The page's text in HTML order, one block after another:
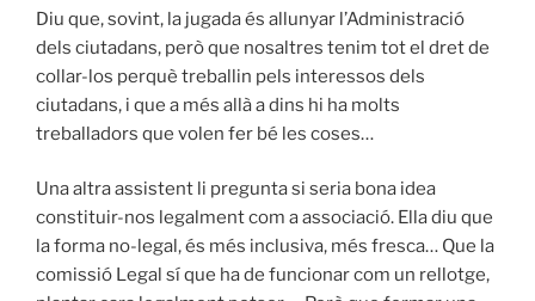
Diu que, sovint, la jugada és allunyar l’Administració
dels ciutadans, però que nosaltres tenim tot el dret de
collar-los perquè treballin pels interessos dels
ciutadans, i que a més allà a dins hi ha molts
treballadors que volen fer bé les coses…
Una altra assistent li pregunta si seria bona idea
constituir-nos legalment com a associació. Ella diu que
la forma no-legal, és més inclusiva, més fresca… Que la
comissió Legal sí que ha de funcionar com un rellotge,